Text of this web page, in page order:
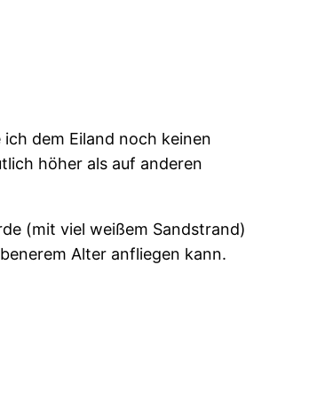
dem Eiland noch keinen
höher als auf anderen
(mit viel weißem Sandstrand)
Alter anfliegen kann.